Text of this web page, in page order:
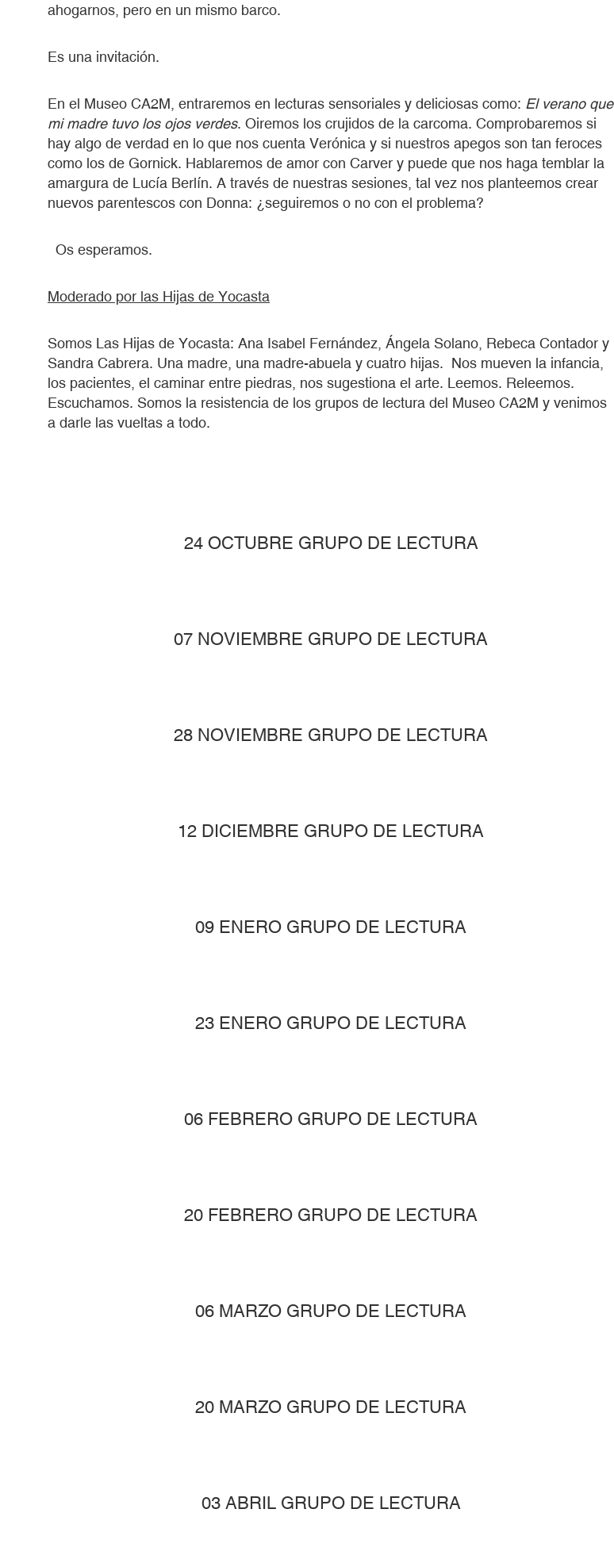
ahogarnos, pero en un mismo barco.
Es una invitación.
En el Museo CA2M, entraremos en lecturas sensoriales y deliciosas como: El verano que
mi madre tuvo los ojos verdes. Oiremos los crujidos de la carcoma. Comprobaremos si
hay algo de verdad en lo que nos cuenta Verónica y si nuestros apegos son tan feroces
como los de Gornick. Hablaremos de amor con Carver y puede que nos haga temblar la
amargura de Lucía Berlín. A través de nuestras sesiones, tal vez nos planteemos crear
nuevos parentescos con Donna: ¿seguiremos o no con el problema?
Os esperamos.
Moderado por las Hijas de Yocasta
Somos Las Hijas de Yocasta: Ana Isabel Fernández, Ángela Solano, Rebeca Contador y
Sandra Cabrera. Una madre, una madre-abuela y cuatro hijas. Nos mueven la infancia,
los pacientes, el caminar entre piedras, nos sugestiona el arte. Leemos. Releemos.
Escuchamos. Somos la resistencia de los grupos de lectura del Museo CA2M y venimos
a darle las vueltas a todo.
24 OCTUBRE GRUPO DE LECTURA
07 NOVIEMBRE GRUPO DE LECTURA
28 NOVIEMBRE GRUPO DE LECTURA
12 DICIEMBRE GRUPO DE LECTURA
09 ENERO GRUPO DE LECTURA
23 ENERO GRUPO DE LECTURA
06 FEBRERO GRUPO DE LECTURA
20 FEBRERO GRUPO DE LECTURA
06 MARZO GRUPO DE LECTURA
20 MARZO GRUPO DE LECTURA
03 ABRIL GRUPO DE LECTURA